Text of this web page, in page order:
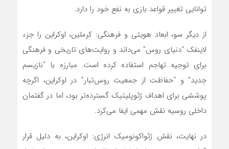
توانایی تغییر قواعد بازی به نفع خود را دارد.
از دیگر سو، ابعاد هویتی و فرهنگی: کرملین، اوکراین را جزء
لاینفک “دنیای روس” می‌داند و روایت‌های تاریخی و فرهنگی
برای توجیه تهاجم استفاده کرده است. مبارزه با “نازیسم
جدید” و “حفاظت از جمعیت روس‌تبار” در اوکراین، اگرچه
پوششی برای اهداف ژئوپلیتیک گسترده‌تر بود، اما در گفتمان
داخلی روسیه نقش مهمی ایفا می‌کرد.
در نهایت، نقش ژئواکونومیک انرژی: اوکراین، به دلیل قرار